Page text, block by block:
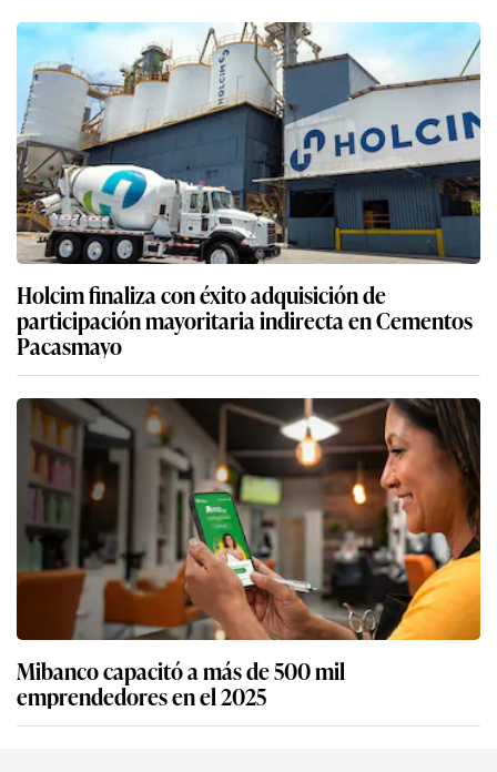
Holcim finaliza con éxito adquisición de
participación mayoritaria indirecta en Cementos
Pacasmayo
Mibanco capacitó a más de 500 mil
emprendedores en el 2025